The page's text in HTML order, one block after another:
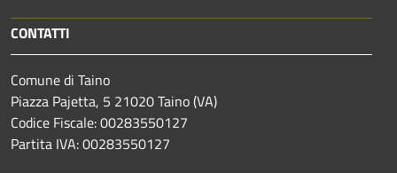
CONTATTI
Comune di Taino
Piazza Pajetta, 5 21020 Taino (VA)
Codice Fiscale: 00283550127
Partita IVA: 00283550127